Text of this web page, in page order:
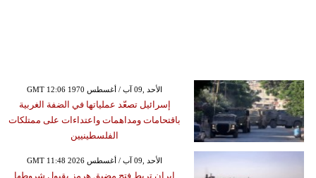
GMT 12:06 1970 الأحد ,09 آب / أغسطس
إسرائيل تصعّد عملياتها في الضفة الغربية
باقتحامات ومداهمات واعتداءات على ممتلكات
الفلسطينيين
GMT 11:48 2026 الأحد ,09 آب / أغسطس
إيران تربط فتح مضيق هرمز بقبول شروطها